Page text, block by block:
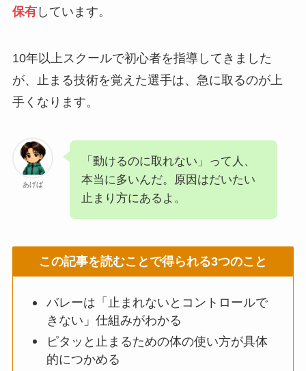
保有しています。
10年以上スクールで初心者を指導してきました
が、止まる技術を覚えた選手は、急に取るのが上
手くなります。
あげば
「動けるのに取れない」って人、
本当に多いんだ。原因はだいたい
止まり方にあるよ。
この記事を読むことで得られる3つのこと
バレーは「止まれないとコントロールで
きない」仕組みがわかる
ピタッと止まるための体の使い方が具体
的につかめる